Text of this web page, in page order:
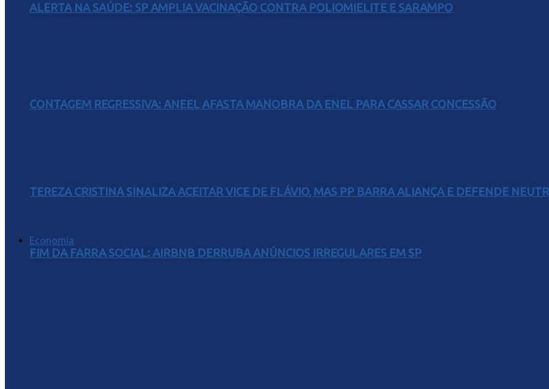
ALERTA NA SAÚDE: SP AMPLIA VACINAÇÃO CONTRA POLIOMIELITE E SARAMPO
TEREZA CRISTINA SINALIZA ACEITAR VICE DE FLÁVIO, MAS PP BARRA ALIANÇA E DEFENDE
Economia
CONTAGEM REGRESSIVA: ANEEL AFASTA MANOBRA DA ENEL PARA CASSAR CONCESSÃO
FIM DA FARRA SOCIAL: AIRBNB DERRUBA ANÚNCIOS IRREGULARES EM SP